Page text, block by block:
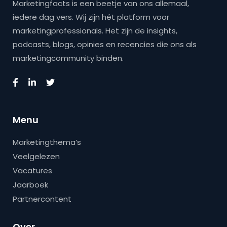
Marketingfacts is een beetje van ons allemaal,
iedere dag vers. Wij zijn hét platform voor
marketingprofessionals. Het zijn de insights,
podcasts, blogs, opinies en recencies die ons als
marketingcommunity binden.
Menu
Marketingthema’s
Veelgelezen
Vacatures
Jaarboek
Partnercontent